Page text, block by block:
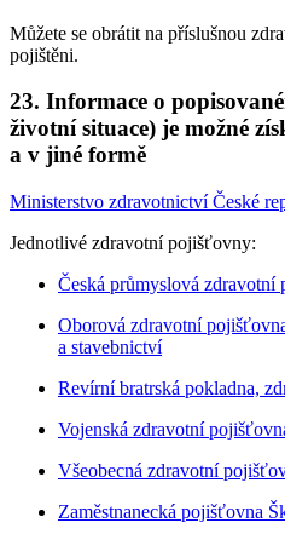
Můžete se obrátit na příslušnou
pojištěni.
23. Informace o
životní situace) je možné
a v jiné formě
Ministerstvo zdravotnictví České
Jednotlivé zdravotní pojišťovny:
Česká průmyslová zdravotní
Oborová zdravotní
a stavebnictví
Revírní bratrská pokladna,
Vojenská zdravotní
Všeobecná zdravotní
Zaměstnanecká pojišťovna